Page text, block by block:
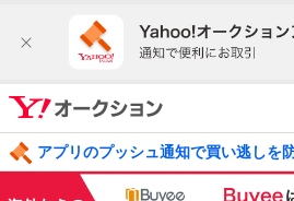
アプリのプッシュ通知で買い逃しを